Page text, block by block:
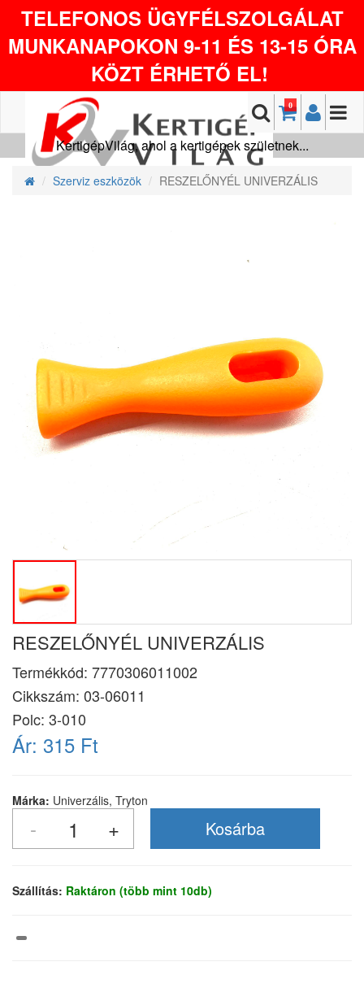
TELEFONOS ÜGYFÉLSZOLGÁLAT
MUNKANAPOKON 9-11 ÉS 13-15 ÓRA
KÖZT ÉRHETŐ EL!
0
KertigépVilág, ahol a kertigépek születnek...
Szerviz eszközök RESZELŐNYÉL UNIVERZÁLIS
RESZELŐNYÉL UNIVERZÁLIS
Termékkód: 7770306011002
Cikkszám: 03-06011
Polc: 3-010
Ár: 315 Ft
Márka: Univerzális, Tryton
Szállítás: Raktáron (több mint 10db)